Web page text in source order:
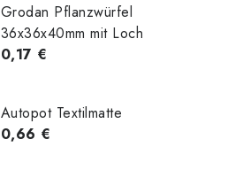
Grodan Pflanzwürfel
36x36x40mm mit Loch
0,17 €
Autopot Textilmatte
0,66 €